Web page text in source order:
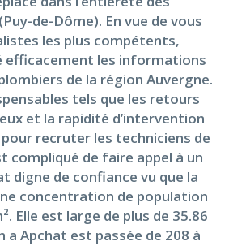
de-Dôme). En vue de vous
les plus compétents,
efficacement les informations
de la région Auvergne.
tels que les retours
et la rapidité d’intervention
recruter les techniciens de
compliqué de faire appel à un
digne de confiance vu que la
concentration de population
Elle est large de plus de 35.86
a Apchat est passée de 208 à